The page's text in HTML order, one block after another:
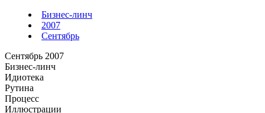
Бизнес-линч
2007
Сентябрь
Сентябрь 2007
Бизнес-линч
Идиотека
Рутина
Процесс
Иллюстрации